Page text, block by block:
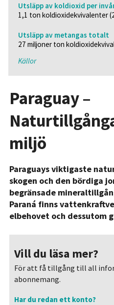
Utsläpp av koldioxid per
1,1 ton koldioxidekvivalenter
Utsläpp av metangas totalt
27 miljoner ton
Källor
Paraguay –
miljö
Paraguays viktigaste
skogen och den bördiga
begränsade
Paraná finns
elbehovet och dessutom
Vill du läsa mer?
För att få tillgång till all
abonnemang.
Har du redan ett konto?